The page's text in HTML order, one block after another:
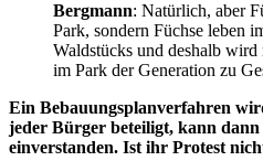
Bergmann: Natürlich, aber
Park, sondern Füchse leben
Waldstücks und deshalb wird
im Park der Generation zu
Ein Bebauungsplanverfahren
jeder Bürger beteiligt, kann
einverstanden. Ist ihr Protest